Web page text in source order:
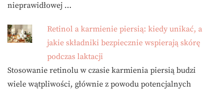
nieprawidłowej …
Retinol a karmienie piersią: kiedy unikać, a
jakie składniki bezpiecznie wspierają skórę
podczas laktacji
Stosowanie retinolu w czasie karmienia piersią budzi
wiele wątpliwości, głównie z powodu potencjalnych